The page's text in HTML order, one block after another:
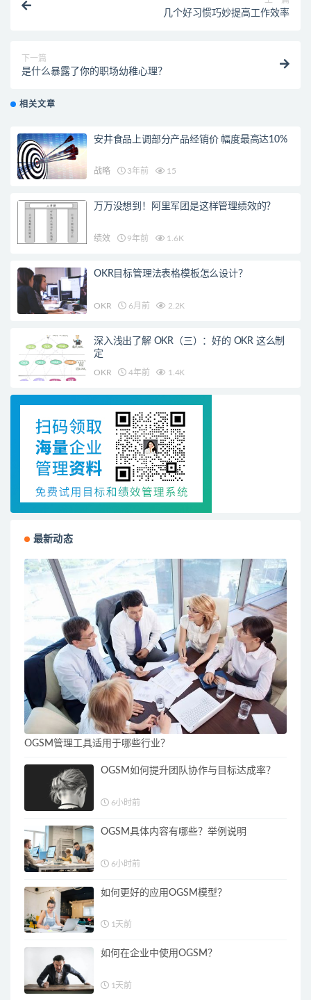
几个好习惯巧妙提高工作效率
下一篇
是什么暴露了你的职场幼稚心理？
相关文章
安井食品上调部分产品经销价 幅度最高达10%
战略 3年前 15
万万没想到！阿里军团是这样管理绩效的？
绩效 9年前 1.6K
OKR目标管理法表格模板怎么设计？
OKR 6月前 2.2K
深入浅出了解 OKR（三）：好的 OKR 这么制
定
OKR 4年前 1.4K
最新动态
OGSM管理工具适用于哪些行业？
OGSM如何提升团队协作与目标达成率？
6小时前
OGSM具体内容有哪些？举例说明
6小时前
如何更好的应用OGSM模型？
1天前
如何在企业中使用OGSM？
1天前